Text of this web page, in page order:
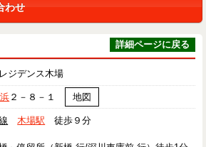
わせ
詳細ページに戻る
ジデンス木場
２－８－１ 地図
木場駅 徒歩９分